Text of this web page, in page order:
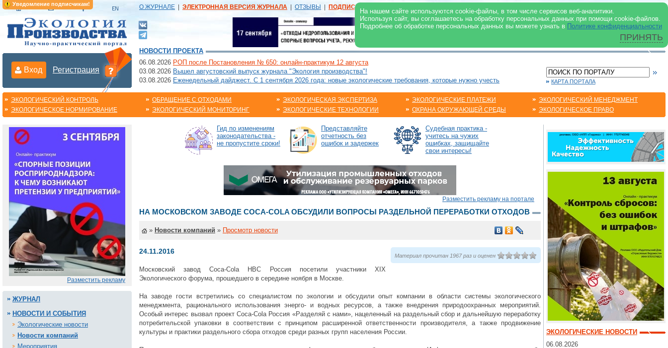
Уведомление подписчикам!
На нашем сайте используются cookie-файлы, в том числе сервисов веб-аналитики.
Используя сайт, вы соглашаетесь на обработку персональных данных при помощи cookie-файлов.
Подробнее об обработке персональных данных вы можете узнать в Политике конфиденциальности
ПРИНЯТЬ
О ЖУРНАЛЕ ЭЛЕКТРОННАЯ ВЕРСИЯ ЖУРНАЛА ОТЗЫВЫ ПОДПИСКА | В ЖУРНАЛЕ В ИНТЕРНЕТ
Вход Регистрация
НОВОСТИ ПРОЕКТА
06.08.2026 РОП после Постановления № 650: онлайн-практикум 12 августа
03.08.2026 Вышел августовский выпуск журнала "Экология производства"!
03.08.2026 Еженедельный дайджест. С 1 сентября 2026 года: новые экологические требования, которые нужно учесть КАРТА ПОРТАЛА
ЭКОЛОГИЧЕСКИЙ КОНТРОЛЬ
ЭКОЛОГИЧЕСКОЕ НОРМИРОВАНИЕ
ОБРАЩЕНИЕ С ОТХОДАМИ
ЭКОЛОГИЧЕСКИЙ МОНИТОРИНГ
ЭКОЛОГИЧЕСКАЯ ЭКСПЕРТИЗА
ЭКОЛОГИЧЕСКИЕ ТЕХНОЛОГИИ
ЭКОЛОГИЧЕСКИЕ ПЛАТЕЖИ
ОХРАНА ОКРУЖАЮЩЕЙ СРЕДЫ
ЭКОЛОГИЧЕСКИЙ МЕНЕДЖМЕНТ
ЭКОЛОГИЧЕСКОЕ ПРАВО
Разместить рекламу
ЖУРНАЛ
НОВОСТИ И СОБЫТИЯ
Экологические новости
Новости компаний
Мероприятия
Гид по изменениям
законодательства -
не пропустите сроки!
Представляйте
отчетность без
ошибок и задержек
Судебная практика -
учитесь на чужих
ошибках, защищайте
свои интересы!
Разместить рекламу на портале
НА МОСКОВСКОМ ЗАВОДЕ СOCA-COLA ОБСУДИЛИ ВОПРОСЫ РАЗДЕЛЬНОЙ ПЕРЕРАБОТКИ ОТХОДОВ
» Новости компаний » Просмотр новости
Материал прочитан 1967 раз и оценен
24.11.2016
Московский завод Coca-Сola НBC Россия посетили участники XIX
Экологического форума, прошедшего в середине ноября в Москве.
На заводе гости встретились со специалистом по экологии и обсудили опыт компании в области системы экологического
менеджмента, рационального использования энерго- и водных ресурсов, а также внедрения природоохранных мероприятий.
Особый интерес вызвал проект Coca-Cola Россия «Разделяй с нами», нацеленный на раздельный сбор и дальнейшую переработку
потребительской упаковки в соответствии с принципом расширенной ответственности производителя, а также продвижение
культуры и практики раздельного сбора отходов среди разных групп населения России.
ЭКОЛОГИЧЕСКИЕ НОВОСТИ
06.08.2026